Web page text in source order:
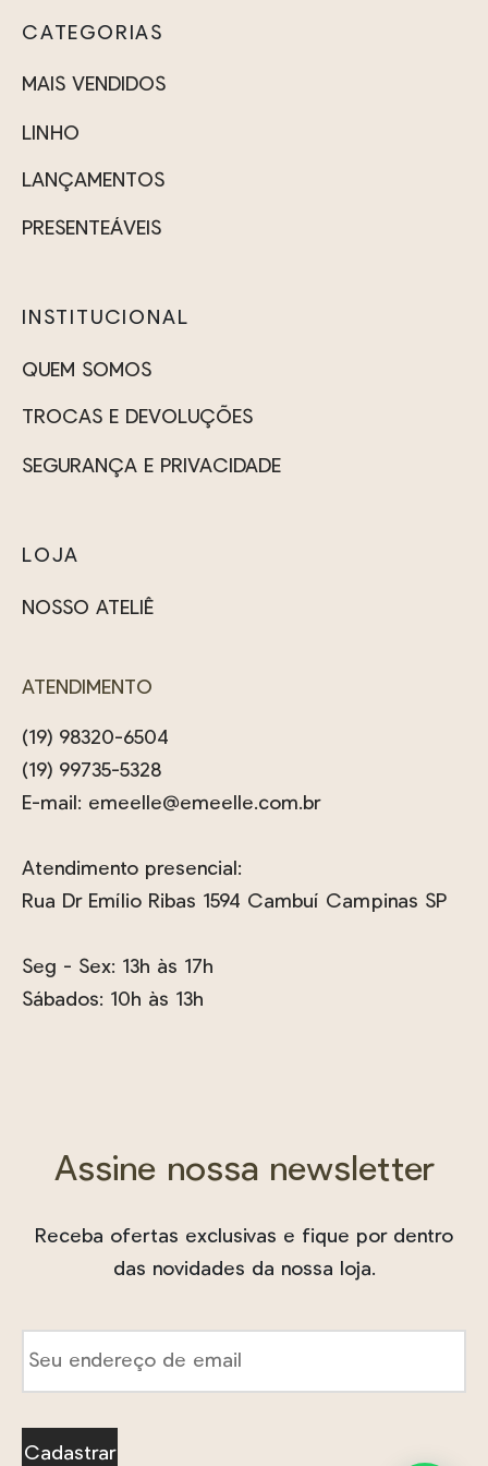
CATEGORIAS
MAIS VENDIDOS
LINHO
LANÇAMENTOS
PRESENTEÁVEIS
INSTITUCIONAL
QUEM SOMOS
TROCAS E DEVOLUÇÕES
SEGURANÇA E PRIVACIDADE
LOJA
NOSSO ATELIÊ
ATENDIMENTO
(19) 98320-6504
(19) 99735-5328
E-mail: emeelle@emeelle.com.br
Atendimento presencial:
Rua Dr Emílio Ribas 1594 Cambuí Campinas SP
Seg - Sex: 13h às 17h
Sábados: 10h às 13h
Assine nossa newsletter
Receba ofertas exclusivas e fique por dentro
das novidades da nossa loja.
E-
mail
*
Cadastrar